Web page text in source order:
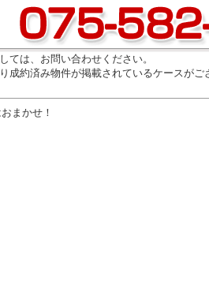
は、お問い合わせください。
成約済み物件が掲載されているケースが
まかせ！